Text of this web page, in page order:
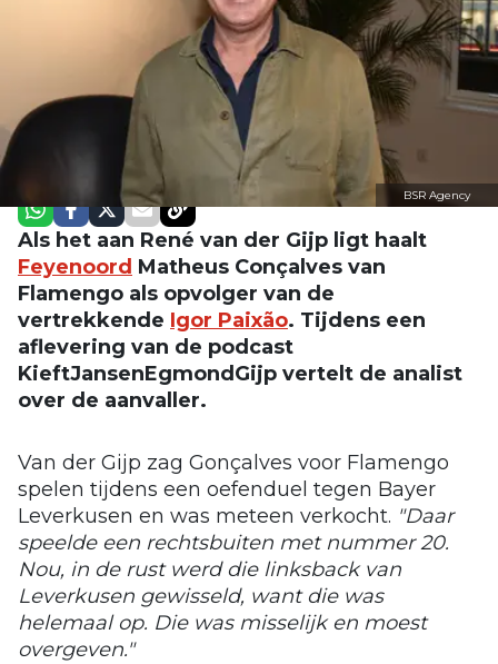
BSR Agency
Als het aan René van der Gijp ligt haalt
Feyenoord Matheus Conçalves van
Flamengo als opvolger van de
vertrekkende Igor Paixão. Tijdens een
aflevering van de podcast
KieftJansenEgmondGijp vertelt de analist
over de aanvaller.
Van der Gijp zag Gonçalves voor Flamengo
spelen tijdens een oefenduel tegen Bayer
Leverkusen en was meteen verkocht. "Daar
speelde een rechtsbuiten met nummer 20.
Nou, in de rust werd die linksback van
Leverkusen gewisseld, want die was
helemaal op. Die was misselijk en moest
overgeven."